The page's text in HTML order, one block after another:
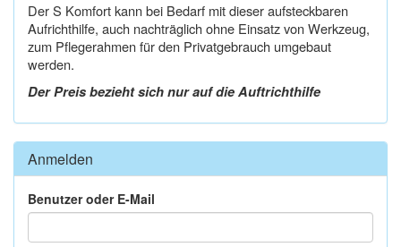
Der S Komfort kann bei Bedarf mit dieser aufsteckbaren
Aufrichthilfe, auch nachträglich ohne Einsatz von Werkzeug,
zum Pflegerahmen für den Privatgebrauch umgebaut
werden.
Der Preis bezieht sich nur auf die Auftrichthilfe
Anmelden
Benutzer oder E-Mail